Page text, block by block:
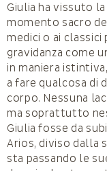
Giulia ha vissuto
momento sacro
medici o ai
gravidanza come
in maniera
a fare qualcosa di
corpo. Nessuna
ma soprattutto
Giulia fosse da
Arios, diviso dalla
sta passando le